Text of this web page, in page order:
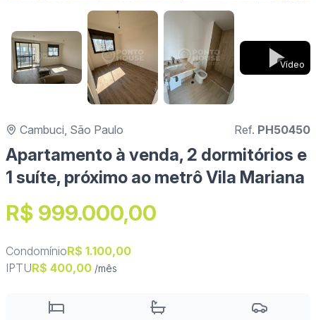
Vídeo
Cambuci, São Paulo Ref. PH50450
Apartamento à venda, 2 dormitórios e
1 suíte, próximo ao metrô Vila Mariana
R$ 999.000,00
CondomínioR$ 1.100,00
IPTUR$ 400,00 /mês